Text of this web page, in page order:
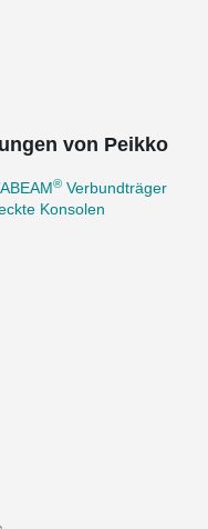
von Peikko
® Verbundträger
Konsolen